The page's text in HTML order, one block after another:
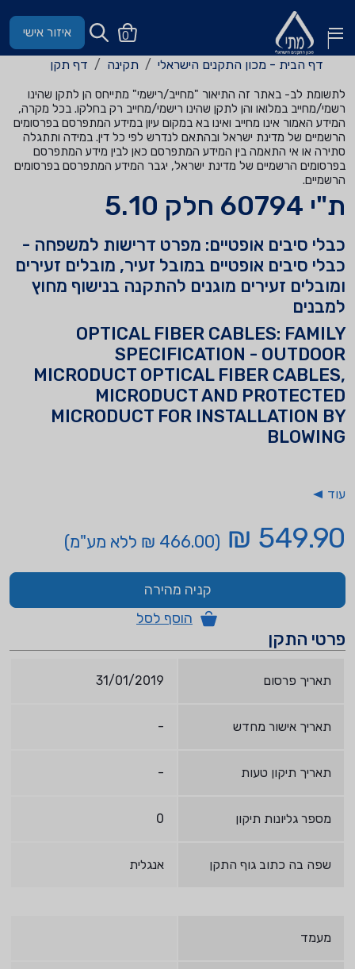
0 איזור אישי
דף הבית - מכון התקנים הישראלי תקינה דף תקן
לתשומת לב- באתר זה התיאור "מחייב/רישמי" מתייחס הן לתקן שהינו
רשמי/מחייב במלואו והן לתקן שהינו רישמי/מחייב רק בחלקו. בכל מקרה,
המידע האמור אינו מחייב ואינו בא במקום עיון במידע המתפרסם בפרסומים
הרשמיים של מדינת ישראל ובהתאם לנדרש לפי כל דין. במידה ותתגלה
סתירה או אי התאמה בין המידע המתפרסם כאן לבין מידע המתפרסם
בפרסומים הרשמיים של מדינת ישראל, יגבר המידע המתפרסם בפרסומים
הרשמיים.
ת"י 60794 חלק 5.10
כבלי סיבים אופטיים: מפרט דרישות למשפחה -
כבלי סיבים אופטיים במובל זעיר, מובלים זעירים
ומובלים זעירים מוגנים להתקנה בנישוף מחוץ
למבנים
OPTICAL FIBER CABLES: FAMILY
SPECIFICATION - OUTDOOR
MICRODUCT OPTICAL FIBER CABLES,
MICRODUCT AND PROTECTED
MICRODUCT FOR INSTALLATION BY
BLOWING
עוד
549.90 ₪ (466.00 ₪ ללא מע"מ)
קניה מהירה
הוסף לסל
פרטי התקן
תאריך פרסום 31/01/2019
תאריך אישור מחדש -
תאריך תיקון טעות -
מספר גליונות תיקון 0
שפה בה כתוב גוף התקן אנגלית
מעמד